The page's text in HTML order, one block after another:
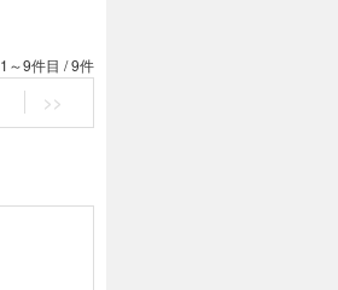
1～9件目 /9件
>>